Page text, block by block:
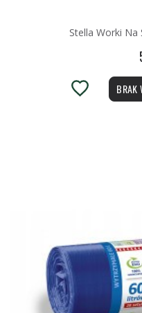
Stella Worki Na
BRAK